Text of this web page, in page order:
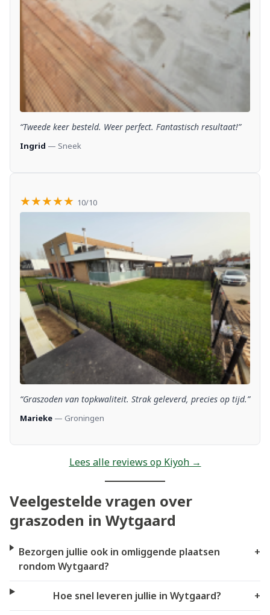
“Tweede keer besteld. Weer perfect. Fantastisch resultaat!”
Ingrid — Sneek
★★★★★ 10/10
“Graszoden van topkwaliteit. Strak geleverd, precies op tijd.”
Marieke — Groningen
Lees alle reviews op Kiyoh →
Veelgestelde vragen over
graszoden in Wytgaard
Bezorgen jullie ook in omliggende plaatsen
rondom Wytgaard?
+
Hoe snel leveren jullie in Wytgaard? +